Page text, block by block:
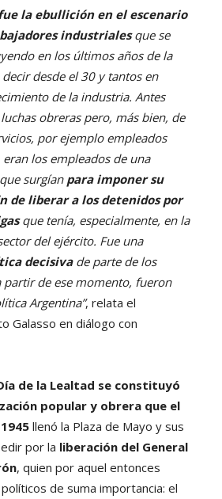
la ebullición en el escenario
industrialesque se
en los últimos años de la
desde el 30 y tantos en
de la industria. Antes
obreras pero, más bien, de
por ejemplo empleados
los empleados de una
surgían para imponer su
de liberar a los detenidos por
que tenía, especialmente, en la
del ejército. Fue una
decisivade parte de los
partir de ese momento, fueron
Argentina”, relata el
Galasso en diálogo con
de la Lealtad se constituyó
popular y obrera que el
llenó la Plaza de Mayo y sus
por la liberación del General
, quien por aquel entonces
de suma importancia: el